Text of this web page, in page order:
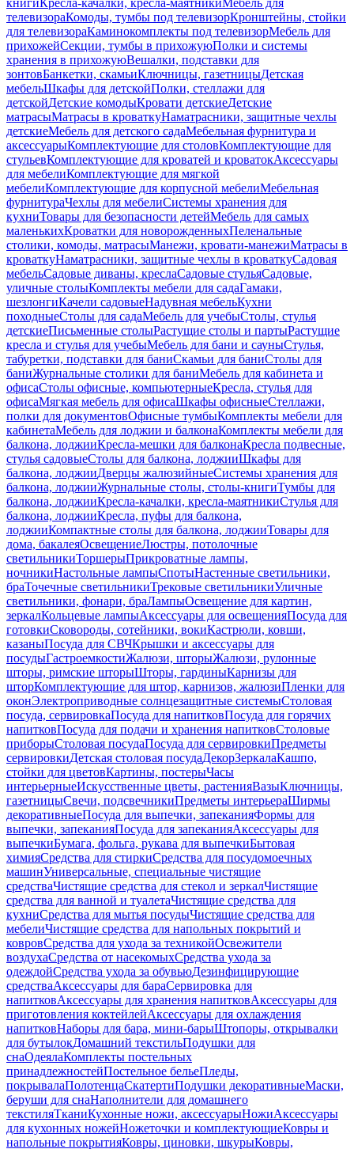
книгиКресла-качалки, кресла-маятникиМебель для
телевизораКомоды, тумбы под телевизорКронштейны, стойки
для телевизораКаминокомплекты под телевизорМебель для
прихожейСекции, тумбы в прихожуюПолки и системы
хранения в прихожуюВешалки, подставки для
зонтовБанкетки, скамьиКлючницы, газетницыДетская
мебельШкафы для детскойПолки, стеллажи для
детскойДетские комодыКровати детскиеДетские
матрасыМатрасы в кроваткуНаматрасники, защитные чехлы
детскиеМебель для детского садаМебельная фурнитура и
аксессуарыКомплектующие для столовКомплектующие для
стульевКомплектующие для кроватей и кроватокАксессуары
для мебелиКомплектующие для мягкой
мебелиКомплектующие для корпусной мебелиМебельная
фурнитураЧехлы для мебелиСистемы хранения для
кухниТовары для безопасности детейМебель для самых
маленькихКроватки для новорожденныхПеленальные
столики, комоды, матрасыМанежи, кровати-манежиМатрасы в
кроваткуНаматрасники, защитные чехлы в кроваткуСадовая
мебельСадовые диваны, креслаСадовые стульяСадовые,
уличные столыКомплекты мебели для садаГамаки,
шезлонгиКачели садовыеНадувная мебельКухни
походныеСтолы для садаМебель для учебыСтолы, стулья
детскиеПисьменные столыРастущие столы и партыРастущие
кресла и стулья для учебыМебель для бани и сауныСтулья,
табуретки, подставки для баниСкамьи для баниСтолы для
баниЖурнальные столики для баниМебель для кабинета и
офисаСтолы офисные, компьютерныеКресла, стулья для
офисаМягкая мебель для офисаШкафы офисныеСтеллажи,
полки для документовОфисные тумбыКомплекты мебели для
кабинетаМебель для лоджии и балконаКомплекты мебели для
балкона, лоджииКресла-мешки для балконаКресла подвесные,
стулья садовыеСтолы для балкона, лоджииШкафы для
балкона, лоджииДверцы жалюзийныеСистемы хранения для
балкона, лоджииЖурнальные столы, столы-книгиТумбы для
балкона, лоджииКресла-качалки, кресла-маятникиСтулья для
балкона, лоджииКресла, пуфы для балкона,
лоджииКомпактные столы для балкона, лоджииТовары для
дома, бакалеяОсвещениеЛюстры, потолочные
светильникиТоршерыПрикроватные лампы,
ночникиНастольные лампыСпотыНастенные светильники,
браТочечные светильникиТрековые светильникиУличные
светильники, фонари, браЛампыОсвещение для картин,
зеркалКольцевые лампыАксессуары для освещенияПосуда для
готовкиСковороды, сотейники, вокиКастрюли, ковши,
казаныПосуда для СВЧКрышки и аксессуары для
посудыГастроемкостиЖалюзи, шторыЖалюзи, рулонные
шторы, римские шторыШторы, гардиныКарнизы для
шторКомплектующие для штор, карнизов, жалюзиПленки для
оконЭлектроприводные солнцезащитные системыСтоловая
посуда, сервировкаПосуда для напитковПосуда для горячих
напитковПосуда для подачи и хранения напитковСтоловые
приборыСтоловая посудаПосуда для сервировкиПредметы
сервировкиДетская столовая посудаДекорЗеркалаКашпо,
стойки для цветовКартины, постерыЧасы
интерьерныеИскусственные цветы, растенияВазыКлючницы,
газетницыСвечи, подсвечникиПредметы интерьераШирмы
декоративныеПосуда для выпечки, запеканияФормы для
выпечки, запеканияПосуда для запеканияАксессуары для
выпечкиБумага, фольга, рукава для выпечкиБытовая
химияСредства для стиркиСредства для посудомоечных
машинУниверсальные, специальные чистящие
средстваЧистящие средства для стекол и зеркалЧистящие
средства для ванной и туалетаЧистящие средства для
кухниСредства для мытья посудыЧистящие средства для
мебелиЧистящие средства для напольных покрытий и
ковровСредства для ухода за техникойОсвежители
воздухаСредства от насекомыхСредства ухода за
одеждойСредства ухода за обувьюДезинфицирующие
средстваАксессуары для бараСервировка для
напитковАксессуары для хранения напитковАксессуары для
приготовления коктейлейАксессуары для охлаждения
напитковНаборы для бара, мини-барыШтопоры, открывалки
для бутылокДомашний текстильПодушки для
снаОдеялаКомплекты постельных
принадлежностейПостельное бельеПледы,
покрывалаПолотенцаСкатертиПодушки декоративныеМаски,
беруши для снаНаполнители для домашнего
текстиляТканиКухонные ножи, аксессуарыНожиАксессуары
для кухонных ножейНожеточки и комплектующиеКовры и
напольные покрытияКовры, циновки, шкурыКовры,